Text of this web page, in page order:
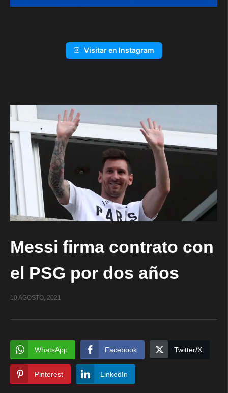
Visitar en Instagram
Messi firma contrato con
el PSG por dos años
10 AGOSTO, 2021
WhatsApp Facebook Twitter/X
Pinterest LinkedIn